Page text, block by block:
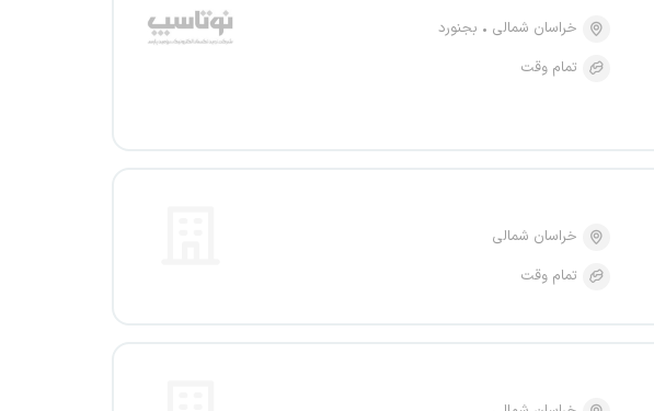
خراسان شمالی
بجنورد
تمام وقت
خراسان شمالی
تمام وقت